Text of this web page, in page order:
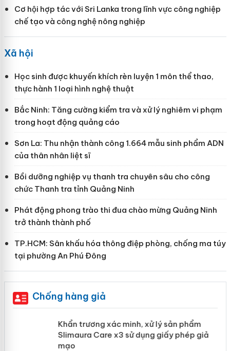
Cơ hội hợp tác với Sri Lanka trong lĩnh vực công nghiệp
chế tạo và công nghệ nông nghiệp
Xã hội
Học sinh được khuyến khích rèn luyện 1 môn thể thao,
thực hành 1 loại hình nghệ thuật
Bắc Ninh: Tăng cường kiểm tra và xử lý nghiêm vi phạm
trong hoạt động quảng cáo
Sơn La: Thu nhận thành công 1.664 mẫu sinh phẩm ADN
của thân nhân liệt sĩ
Bồi dưỡng nghiệp vụ thanh tra chuyên sâu cho công
chức Thanh tra tỉnh Quảng Ninh
Phát động phong trào thi đua chào mừng Quảng Ninh
trở thành thành phố
TP.HCM: Sân khấu hóa thông điệp phòng, chống ma túy
tại phường An Phú Đông
Chống hàng giả
Khẩn trương xác minh, xử lý sản phẩm
Slimaura Care x3 sử dụng giấy phép giả
mạo